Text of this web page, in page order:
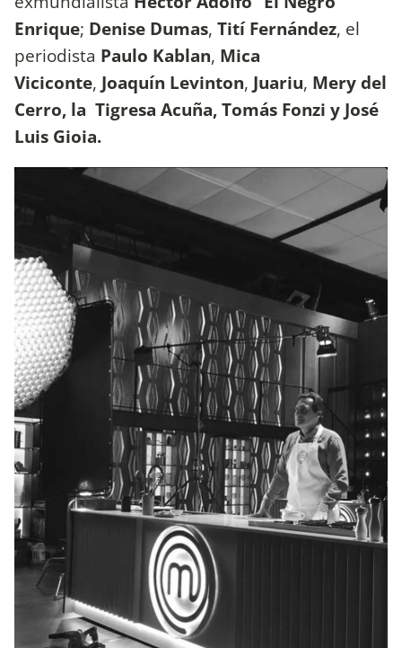
Enrique; Denise Dumas, Tití Fernández, el
periodista Paulo Kablan, Mica
Viciconte, Joaquín Levinton, Juariu, Mery del
Cerro, la Tigresa Acuña, Tomás Fonzi y José
Luis Gioia.